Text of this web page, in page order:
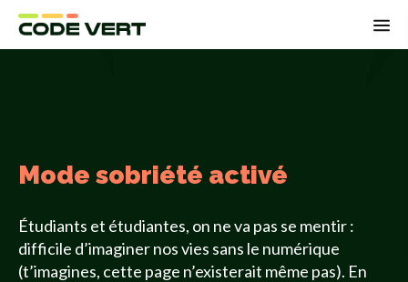
Mode sobriété activé
Étudiants et étudiantes, on ne va pas se mentir :
difficile d’imaginer nos vies sans le numérique
(t’imagines, cette page n’existerait même pas). En